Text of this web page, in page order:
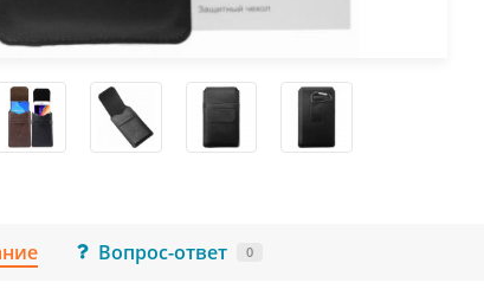
Вопрос-ответ 0